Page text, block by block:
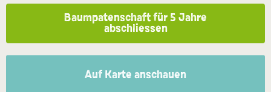
Baumpatenschaft für 5 Jahre
abschliessen
Auf Karte anschauen